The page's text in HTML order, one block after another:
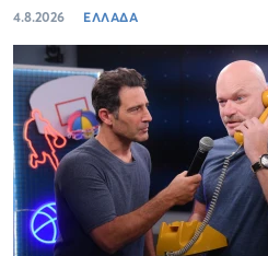
4.8.2026 ΕΛΛΑΔΑ